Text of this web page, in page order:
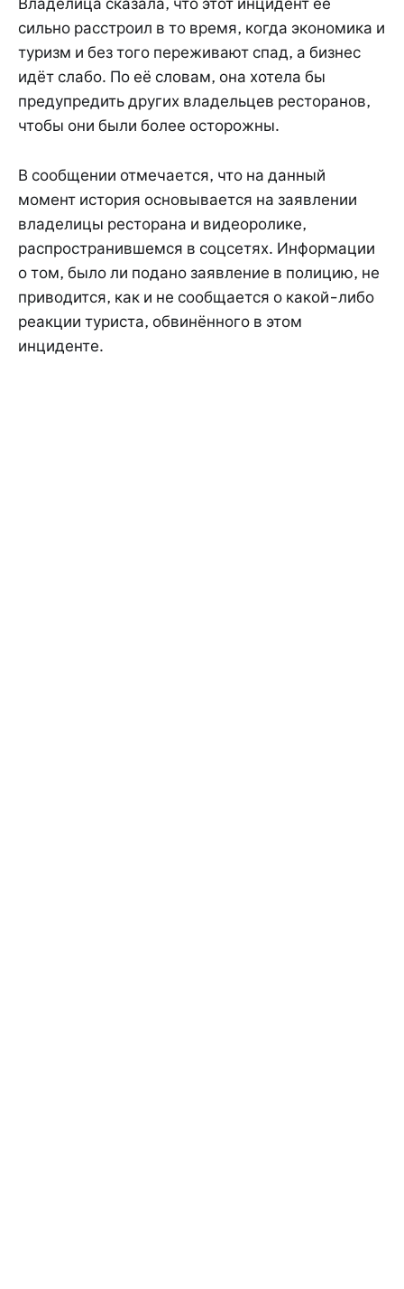
сильно расстроил в то время, когда экономика и
туризм и без того переживают спад, а бизнес
идёт слабо. По её словам, она хотела бы
предупредить других владельцев ресторанов,
чтобы они были более осторожны.
В сообщении отмечается, что на данный
момент история основывается на заявлении
владелицы ресторана и видеоролике,
распространившемся в соцсетях. Информации
о том, было ли подано заявление в полицию, не
приводится, как и не сообщается о какой-либо
реакции туриста, обвинённого в этом
инциденте.